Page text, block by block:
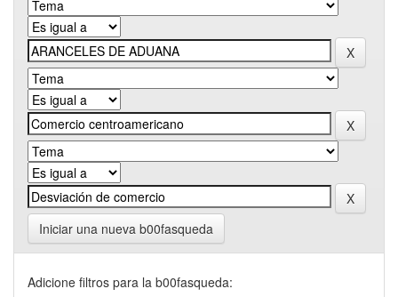
Iniciar una nueva b00fasqueda
Adicione filtros para la b00fasqueda: